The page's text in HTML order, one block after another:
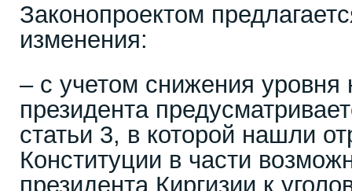
Законопроектом
изменения:
– с учетом снижения уровня
президента
статьи 3, в которой нашли
Конституции в части
президента Киргизии к